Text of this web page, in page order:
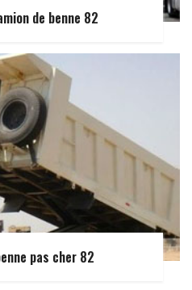
de benne 82
pas cher 82